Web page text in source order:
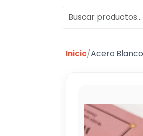
Inicio/Acero Blanco